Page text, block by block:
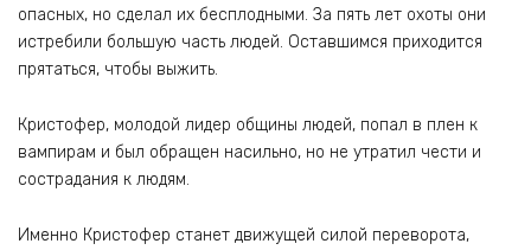
опасных, но сделал их бесплодными. За пять лет охоты они
истребили большую часть людей. Оставшимся приходится
прятаться, чтобы выжить.
Кристофер, молодой лидер общины людей, попал в плен к
вампирам и был обращен насильно, но не утратил чести и
сострадания к людям.
Именно Кристофер станет движущей силой переворота,